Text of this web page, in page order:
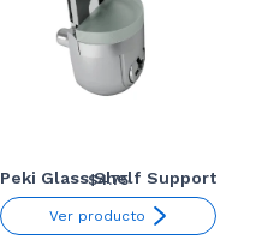
Peki Glass Shelf Support
$4.75
Ver producto